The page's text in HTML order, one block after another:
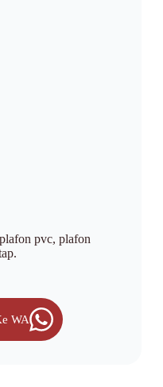
pvc, plafon
WA